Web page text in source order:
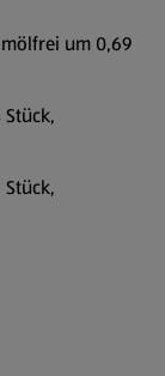
um 0,69
Stück,
Stück,